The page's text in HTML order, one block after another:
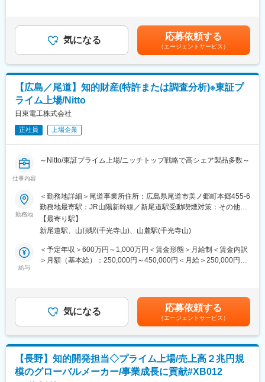
・当社では、経営層自ら知財戦略を語ったり、定期的な事業執行
体幹部との知財戦略会議の開催など、知財部署の立ち位置がとて
も重要視されており、成果を出すことで評価されやすい環境にあ
ります。また、発明発掘や出願権利化のみならず、クリアラン
ス、契約、権利活用までの経験機会や外部研修等の機会もあり、
知財担当者としてとてもやりがいが感じられると思います
変更の範囲：会社の定める業務
・特許調査分析担当は、上長や先輩の支援を受けながら社内の特
許調査テーマに対し、調査分析、及び提案を担当いただきます。
ただきます。
・5年後：後輩特許実務者を指導しながら、担当テーマの知財戦略
立案、発明発掘、出願権利化を事業執行体の開発者と連携しなが
ら進めていただきます。
＜特許調査分析＞
・3年後：特許調査・分析の実務担当者として、上長サポートのも
と、他部門（研究開発、企画、営業など）と連携し、技術トレン
ドや競合企業の知財動向を分析、他部門へのインサイト提供を通
マネタイズ)を推進しています。
・5年後：知財調査・解析の専門家として、主体的に、社内の複数
の部署と連携しながら、特許および非特許情報を基にした新規事
業創出、および、知財を活用したマネタイズテーマの発掘を行
育・指導を通じて、知財リテラシーの向上と組織全体の知財力強
化に貢献、チームの中核メンバーとして信頼される存在となって
・当社では、経営層自ら知財戦略を語ったり、定期的な事業執行
体幹部との知財戦略会議の開催など、知財部署の立ち位置がとて
も重要視されており、成果を出すことで評価されやすい環境にあ
ります。また、発明発掘や出願権利化のみならず、クリアラン
ス、契約、権利活用までの経験機会や外部研修等の機会もあり、
知財担当者としてとてもやりがいが感じられると思います
変更の範囲：会社の定める業務
は固定手当を含めた表記です。
気になる 応募依頼する
（エージェントサービス）
【広島／尾道】知的財産(特許または調査分析)※東証プ
ライム上場/Nitto
日東電工株式会社
正社員 上場企業
仕事内容
～Nitto/東証プライム上場/ニッチトップ戦略で高シェア製品多数～
・特許実務：担当するテーマの発明発掘から契約、権利活用まで
の一貫した特許実務。
・特許調査分析：社内の特許調査テーマに対し、調査分析及び提
案を行う調査実務。
※今までのご経験や志向により、いずれかの職務をお任せします。
【入社後まずお任せしたい業務】
・特許調査分析担当は、上長や先輩の支援を受けながら社内の特
許調査テーマに対し、調査分析、及び提案を担当いただきます。
ただきます。
・5年後：後輩特許実務者を指導しながら、担当テーマの知財戦略
立案、発明発掘、出願権利化を事業執行体の開発者と連携しなが
勤務地
＜勤務地詳細＞尾道事業所住所：広島県尾道市美ノ郷町本郷455-6
勤務地最寄駅：JR山陽新幹線／新尾道駅受動喫煙対策：その他
（屋内原則禁煙）変更の範囲：会社の定める事業所
【最寄り駅】
新尾道駅、山頂駅(千光寺山)、山麓駅(千光寺山)
給与
＜予定年収＞600万円～1,000万円＜賃金形態＞月給制＜賃金内訳
＞月額（基本給）：250,000円～450,000円＜月給＞250,000円～
は固定手当を含めた表記です。
気になる 応募依頼する
（エージェントサービス）
【長野】知的開発担当◇プライム上場/売上高２兆円規
模のグローバルメーカー/事業成長に貢献#XB012